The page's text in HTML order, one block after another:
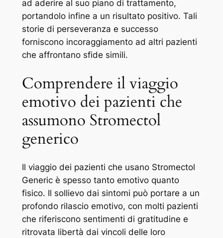
ad aderire al suo piano di trattamento,
portandolo infine a un risultato positivo. Tali
storie di perseveranza e successo
forniscono incoraggiamento ad altri pazienti
che affrontano sfide simili.
Comprendere il viaggio
emotivo dei pazienti che
assumono Stromectol
generico
Il viaggio dei pazienti che usano Stromectol
Generic è spesso tanto emotivo quanto
fisico. Il sollievo dai sintomi può portare a un
profondo rilascio emotivo, con molti pazienti
che riferiscono sentimenti di gratitudine e
ritrovata libertà dai vincoli delle loro